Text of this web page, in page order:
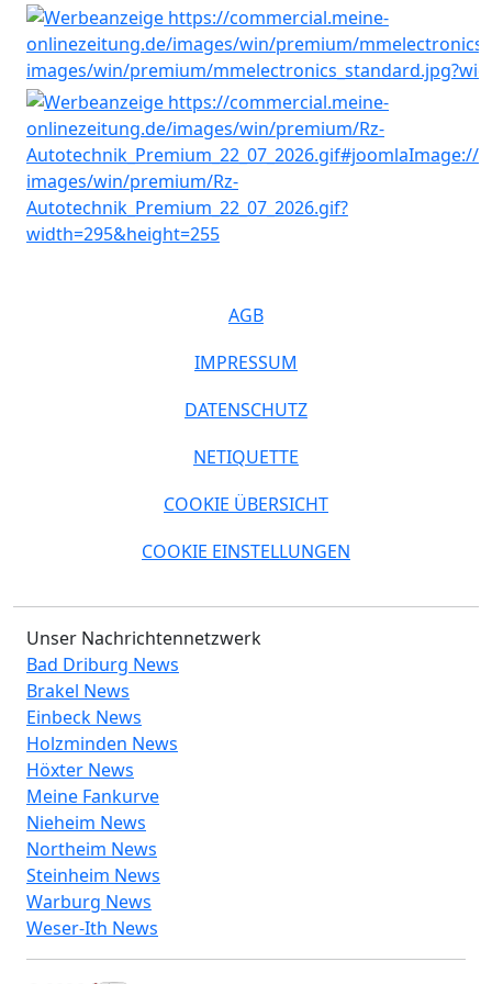
AGB
IMPRESSUM
DATENSCHUTZ
NETIQUETTE
COOKIE ÜBERSICHT
COOKIE EINSTELLUNGEN
Unser Nachrichtennetzwerk
Bad Driburg News
Brakel News
Einbeck News
Holzminden News
Höxter News
Meine Fankurve
Nieheim News
Northeim News
Steinheim News
Warburg News
Weser-Ith News